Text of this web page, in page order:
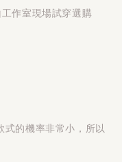
作室現場試穿選購
式的機率非常小，所以